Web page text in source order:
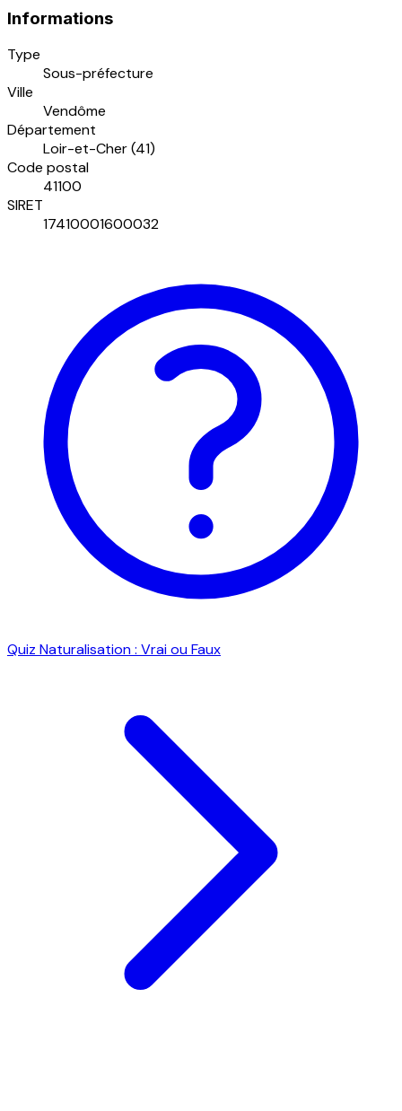
Informations
Type
Sous-préfecture
Ville
Vendôme
Département
Loir-et-Cher (41)
Code postal
41100
SIRET
17410001600032
Quiz Naturalisation : Vrai ou Faux